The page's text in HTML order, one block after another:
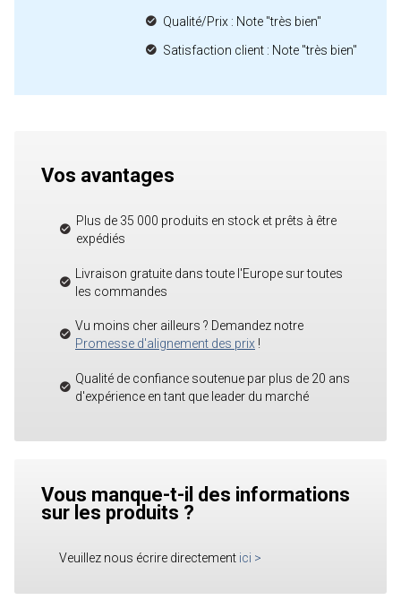
Qualité/Prix : Note "très bien"
Satisfaction client : Note "très bien"
Vos avantages
Plus de 35 000 produits en stock et prêts à être
expédiés
Livraison gratuite dans toute l'Europe sur toutes
les commandes
Vu moins cher ailleurs ? Demandez notre
Promesse d'alignement des prix !
Qualité de confiance soutenue par plus de 20 ans
d'expérience en tant que leader du marché
Vous manque-t-il des informations
sur les produits ?
Veuillez nous écrire directement ici >